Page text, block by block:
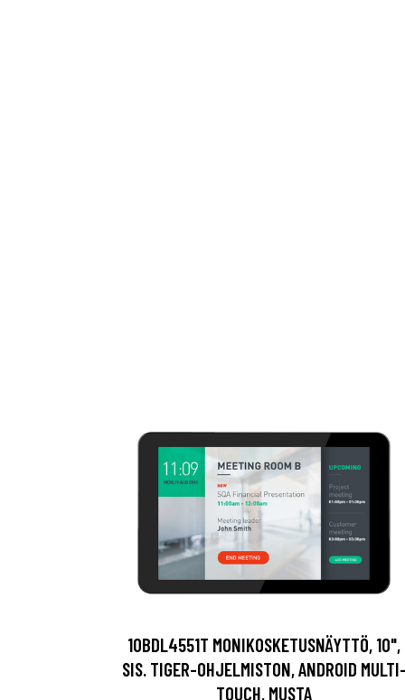
10BDL4551T MONIKOSKETUSNÄYTTÖ, 10",
SIS. TIGER-OHJELMISTON, ANDROID
TOUCH, MUSTA